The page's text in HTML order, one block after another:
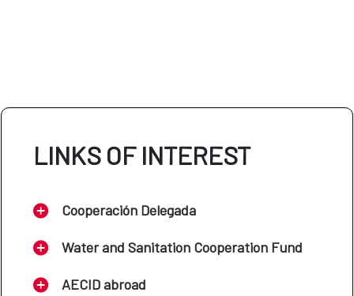
LINKS OF INTEREST
Cooperación Delegada
Water and Sanitation Cooperation Fund
AECID abroad